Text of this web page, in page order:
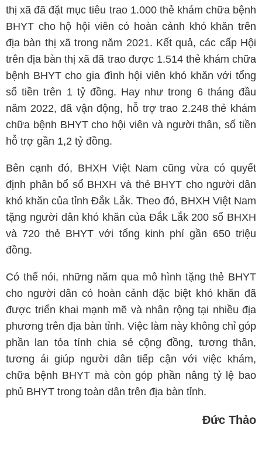
thị xã đã đặt mục tiêu trao 1.000 thẻ khám chữa bệnh
BHYT cho hộ hội viên có hoàn cảnh khó khăn trên
địa bàn thị xã trong năm 2021. Kết quả, các cấp Hội
trên địa bàn thị xã đã trao được 1.514 thẻ khám chữa
bệnh BHYT cho gia đình hội viên khó khăn với tổng
số tiền trên 1 tỷ đồng. Hay như trong 6 tháng đầu
năm 2022, đã vận động, hỗ trợ trao 2.248 thẻ khám
chữa bệnh BHYT cho hội viên và người thân, số tiền
hỗ trợ gần 1,2 tỷ đồng.
Bên cạnh đó, BHXH Việt Nam cũng vừa có quyết
định phân bổ sổ BHXH và thẻ BHYT cho người dân
khó khăn của tỉnh Đắk Lắk. Theo đó, BHXH Việt Nam
tặng người dân khó khăn của Đắk Lắk 200 sổ BHXH
và 720 thẻ BHYT với tổng kinh phí gần 650 triệu
đồng.
Có thể nói, những năm qua mô hình tặng thẻ BHYT
cho người dân có hoàn cảnh đặc biệt khó khăn đã
được triển khai mạnh mẽ và nhân rộng tại nhiều địa
phương trên địa bàn tỉnh. Việc làm này không chỉ góp
phần lan tỏa tính chia sẻ cộng đồng, tương thân,
tương ái giúp người dân tiếp cận với việc khám,
chữa bệnh BHYT mà còn góp phần nâng tỷ lệ bao
phủ BHYT trong toàn dân trên địa bàn tỉnh.
Đức Thảo